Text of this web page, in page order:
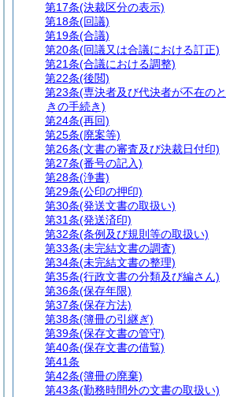
第17条(決裁区分の表示)
第18条(回議)
第19条(合議)
第20条(回議又は合議における訂正)
第21条(合議における調整)
第22条(後閲)
第23条(専決者及び代決者が不在のと
きの手続き)
第24条(再回)
第25条(廃案等)
第26条(文書の審査及び決裁日付印)
第27条(番号の記入)
第28条(浄書)
第29条(公印の押印)
第30条(発送文書の取扱い)
第31条(発送済印)
第32条(条例及び規則等の取扱い)
第33条(未完結文書の調査)
第34条(未完結文書の整理)
第35条(行政文書の分類及び編さん)
第36条(保存年限)
第37条(保存方法)
第38条(簿冊の引継ぎ)
第39条(保存文書の管守)
第40条(保存文書の借覧)
第41条
第42条(簿冊の廃棄)
第43条(勤務時間外の文書の取扱い)